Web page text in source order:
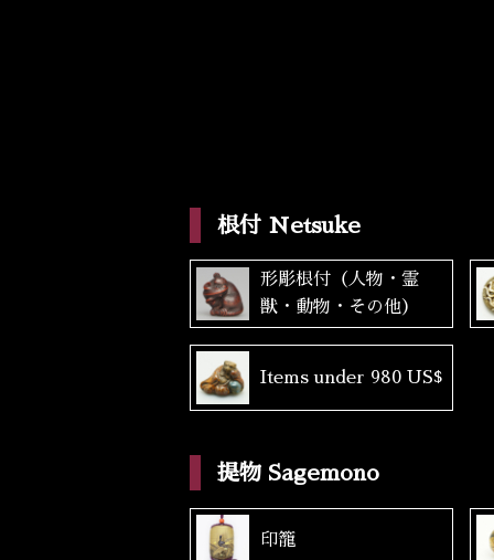
根付 Netsuke
形彫根付（人物・霊
獣・動物・その他）
Items under 980 US$
提物 Sagemono
印籠